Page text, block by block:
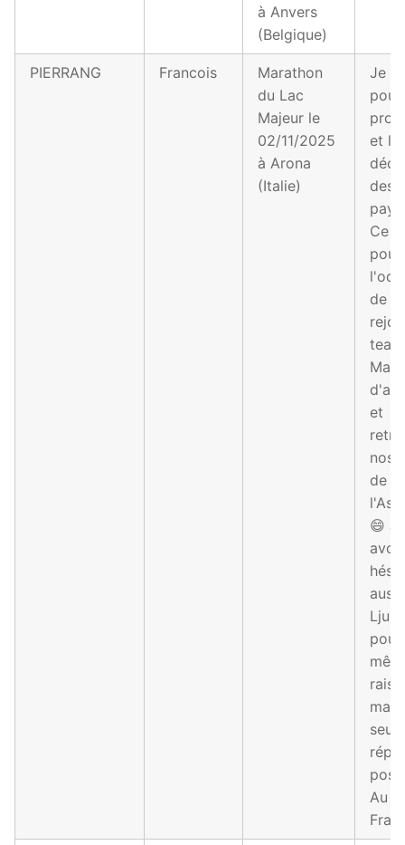
à Anvers
(Belgique)
PIERRANG Francois
Marathon
du Lac
Majeur le
02/11/2025
à Arona
(Italie)
Je
pour
et la
des
Ce
pour
de
team
et
nos
de
😄
avoir
pour
mais
seule
Au